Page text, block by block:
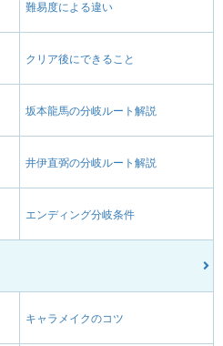
難易度による違い
クリア後にできること
坂本龍馬の分岐ルート解説
井伊直弼の分岐ルート解説
エンディング分岐条件
キャラメイクのコツ